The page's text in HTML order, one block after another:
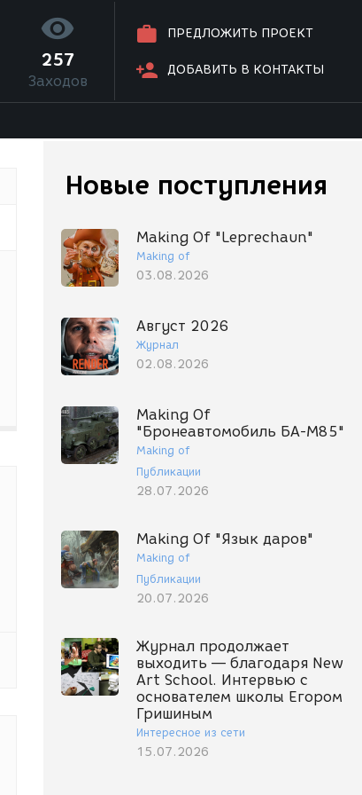
ПРЕДЛОЖИТЬ ПРОЕКТ
ДОБАВИТЬ В КОНТАКТЫ
257
Заходов
Новые поступления
Making Of "Leprechaun"
Making of
03.08.2026
Август 2026
Журнал
02.08.2026
Making Of
"Бронеавтомобиль БА-М85"
Making of
Публикации
28.07.2026
Making Of "Язык даров"
Making of
Публикации
20.07.2026
Журнал продолжает
выходить — благодаря New
Art School. Интервью с
основателем школы Егором
Гришиным
Интересное из сети
15.07.2026